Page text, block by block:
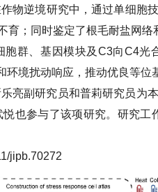
物逆境研究中，通过单细胞
育；同时鉴定了根毛耐盐网
群、基因模块及C3向C4
环境扰动响应，推动优良等位
亮副研究员和普莉研究员为
也参与了该项研究。研究
jipb.70272